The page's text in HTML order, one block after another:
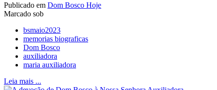
Publicado em Dom Bosco Hoje
Marcado sob
bsmaio2023
memorias biograficas
Dom Bosco
auxiliadora
maria auxiliadora
Leia mais ...